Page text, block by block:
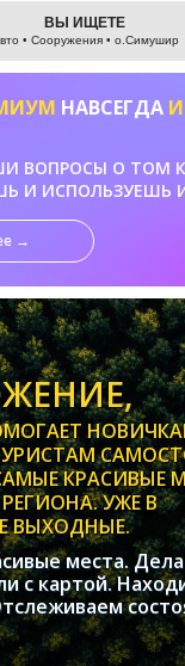
ВЫ ИЩЕТЕ
• Сооружения • о.Cимушир
НАВСЕГДА
ВОПРОСЫ О ТОМ
И ИСПОЛЬЗУЕШЬ
→
КРАСИВЫЕ
УЖЕ В
ВЫХОДНЫЕ.
места.
с картой.